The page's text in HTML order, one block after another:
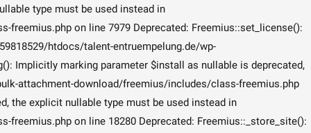
type must be used instead in
on line 7979 Deprecated: Freemius::set_license():
htdocs/talent-entruempelung.de/wp-
Implicitly marking parameter $install as nullable is deprecated,
attachment-download/freemius/includes/class-freemius.php
the explicit nullable type must be used instead in
on line 18280 Deprecated: Freemius::_store_site():